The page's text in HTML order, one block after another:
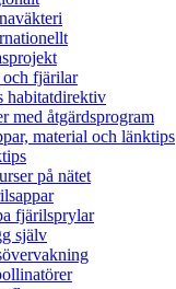
fjärilar
habitatdirektiv
med åtgärdsprogram
material och länktips
på nätet
fjärilsprylar
själv